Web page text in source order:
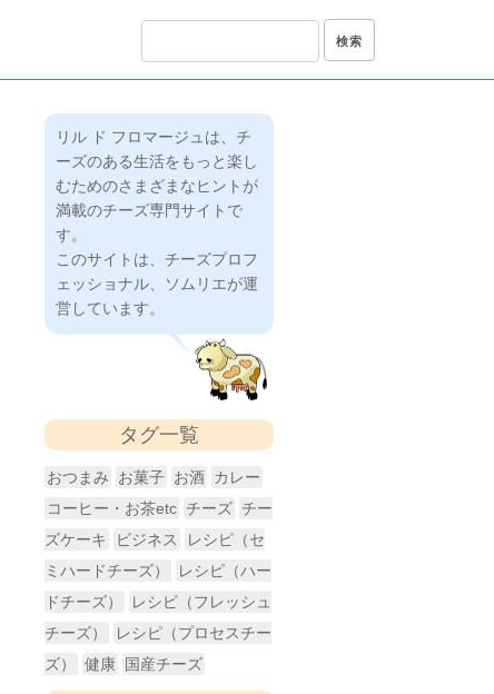
リル ド フロマージュは、チ
ーズのある生活をもっと楽し
むためのさまざまなヒントが
満載のチーズ専門サイトで
す。
このサイトは、チーズプロフ
ェッショナル、ソムリエが運
営しています。
タグ一覧
おつまみ お菓子 お酒
カレー
コーヒー・お茶etc チーズ チー
ズケーキ
ビジネス
レシピ（セ
ミハードチーズ）
レシピ（ハー
ドチーズ）
レシピ（フレッシュ
チーズ）
レシピ（プロセスチー
ズ）
健康 国産チーズ